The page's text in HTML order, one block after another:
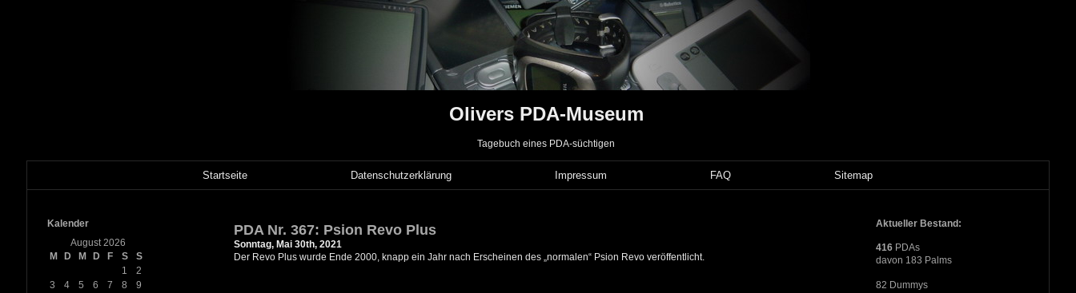
Olivers PDA-Museum
Tagebuch eines PDA-süchtigen
Startseite Datenschutzerklärung Impressum FAQ Sitemap
Kalender
August 2026
M
D M D F S
S
1
2
3
4 5 6 7 8
9
Aktueller Bestand:
416PDAs
davon 183 Palms
82 Dummys
PDA Nr. 367: Psion Revo Plus
Sonntag, Mai 30th, 2021
Der Revo Plus wurde Ende 2000, knapp ein Jahr nach Erscheinen des „normalen“ Psion Revo veröffentlicht.